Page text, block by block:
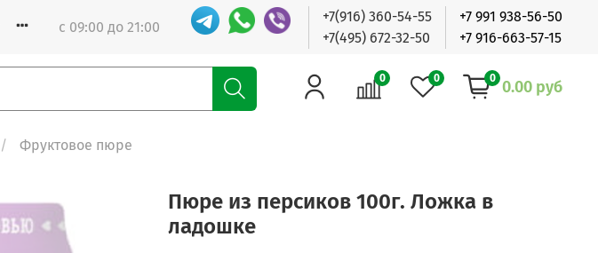
с 09:00 до 21:00
+7(916) 360-54-55
+7(495) 672-32-50
+7 991 938-56-50
+7 916-663-57-15
0 0 0 0.00 руб
Фруктовое пюре
Пюре из персиков 100г. Ложка в
ладошке